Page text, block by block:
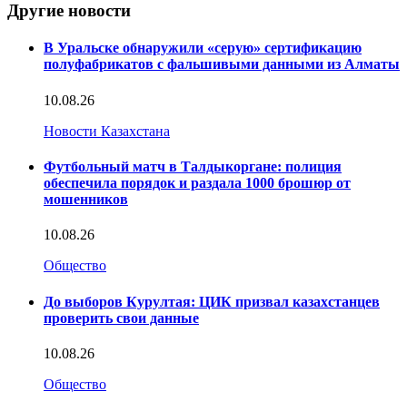
Другие новости
В Уральске обнаружили «серую» сертификацию
полуфабрикатов с фальшивыми данными из Алматы
10.08.26
Новости Казахстана
Футбольный матч в Талдыкоргане: полиция
обеспечила порядок и раздала 1000 брошюр от
мошенников
10.08.26
Общество
До выборов Курултая: ЦИК призвал казахстанцев
проверить свои данные
10.08.26
Общество